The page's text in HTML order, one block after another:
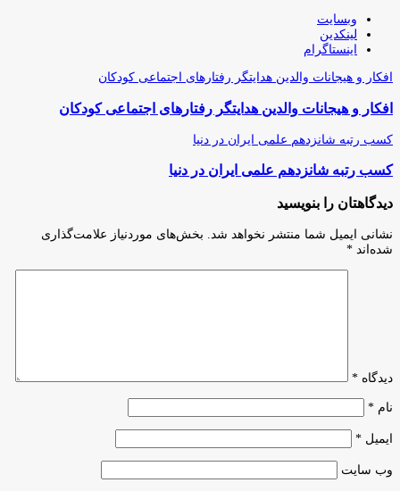
وبسایت
لینکدین
اینستاگرام
افکار و هیجانات والدین هدایتگر رفتارهای اجتماعی کودکان
افکار و هیجانات والدین هدایتگر رفتارهای اجتماعی کودکان
کسب رتبه شانزدهم علمی ایران در دنیا
کسب رتبه شانزدهم علمی ایران در دنیا
دیدگاهتان را بنویسید
نشانی ایمیل شما منتشر نخواهد شد. بخش‌های موردنیاز علامت‌گذاری
شده‌اند *
دیدگاه *
نام *
ایمیل *
وب‌ سایت